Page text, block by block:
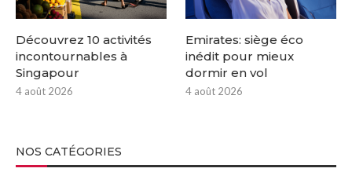
Découvrez 10 activités
incontournables à
Singapour
4 août 2026
Emirates: siège éco
inédit pour mieux
dormir en vol
4 août 2026
NOS CATÉGORIES